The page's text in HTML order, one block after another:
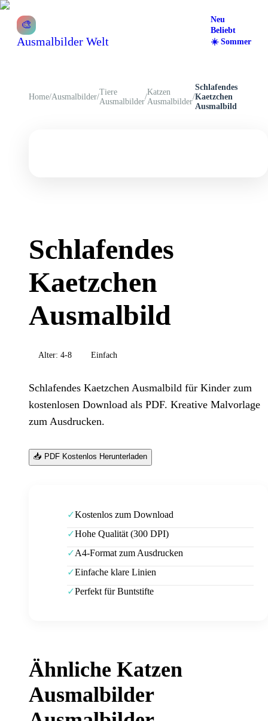
🎨
Ausmalbilder Welt
Neu
Beliebt
☀️ Sommer
Home/Ausmalbilder/
Tiere
Ausmalbilder
/
Katzen
Ausmalbilder
/
Schlafendes
Kaetzchen
Ausmalbild
Schlafendes
Kaetzchen
Ausmalbild
Alter: 4-8 Einfach
Schlafendes Kaetzchen Ausmalbild für Kinder zum
kostenlosen Download als PDF. Kreative Malvorlage
zum Ausdrucken.
📥 PDF Kostenlos Herunterladen
✓Kostenlos zum Download
✓Hohe Qualität (300 DPI)
✓A4-Format zum Ausdrucken
✓Einfache klare Linien
✓Perfekt für Buntstifte
Ähnliche Katzen
Ausmalbilder